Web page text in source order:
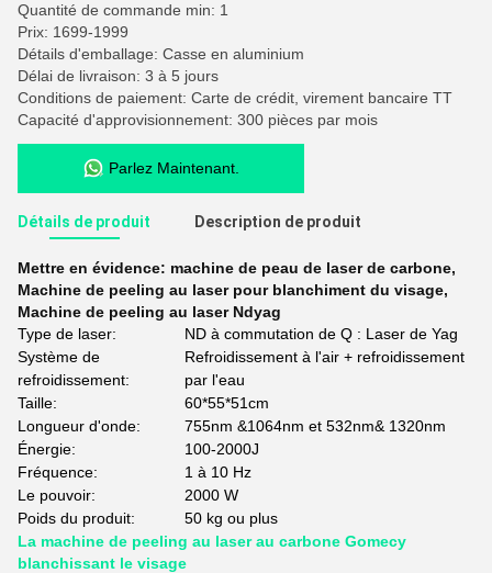
Quantité de commande min: 1
Prix: 1699-1999
Détails d'emballage: Casse en aluminium
Délai de livraison: 3 à 5 jours
Conditions de paiement: Carte de crédit, virement bancaire TT
Capacité d'approvisionnement: 300 pièces par mois
Parlez Maintenant.
Détails de produit Description de produit
Mettre en évidence: machine de peau de laser de carbone,
Machine de peeling au laser pour blanchiment du visage,
Machine de peeling au laser Ndyag
Type de laser:
ND à commutation de Q : Laser de Yag
Système de
refroidissement:
Refroidissement à l'air + refroidissement
par l'eau
Taille:
60*55*51cm
Longueur d'onde:
755nm &1064nm et 532nm& 1320nm
Énergie:
100-2000J
Fréquence:
1 à 10 Hz
Le pouvoir:
2000 W
Poids du produit:
50 kg ou plus
La machine de peeling au laser au carbone Gomecy
blanchissant le visage